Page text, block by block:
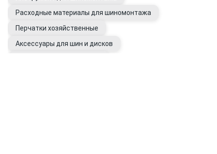
Расходные материалы для шиномонтажа
Перчатки хозяйственные
Аксессуары для шин и дисков